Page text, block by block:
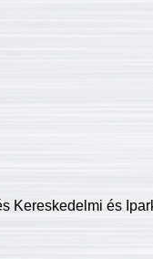
Kereskedelmi és